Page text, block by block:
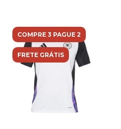
COMPRE 3 PAGUE 2
FRETE GRÁTIS